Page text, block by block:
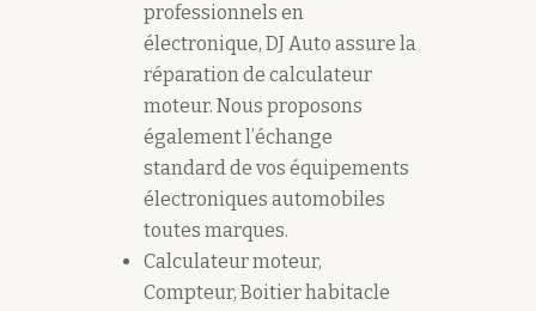
professionnels en
électronique, DJ Auto assure la
réparation de calculateur
moteur. Nous proposons
également l’échange
standard de vos équipements
électroniques automobiles
toutes marques.
Calculateur moteur,
Compteur, Boitier habitacle